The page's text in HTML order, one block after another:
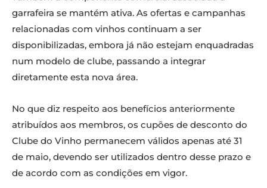
garrafeira se mantém ativa. As ofertas e campanhas
relacionadas com vinhos continuam a ser
disponibilizadas, embora já não estejam enquadradas
num modelo de clube, passando a integrar
diretamente esta nova área.
No que diz respeito aos benefícios anteriormente
atribuídos aos membros, os cupões de desconto do
Clube do Vinho permanecem válidos apenas até 31
de maio, devendo ser utilizados dentro desse prazo e
de acordo com as condições em vigor.